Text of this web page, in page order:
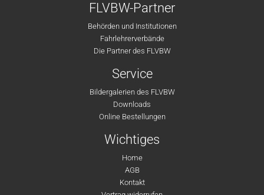
FLVBW-Partner
Behörden und Institutionen
Fahrlehrerverbände
Die Partner des FLVBW
Service
Bildergalerien des FLVBW
Downloads
Online Bestellungen
Wichtiges
Home
AGB
Kontakt